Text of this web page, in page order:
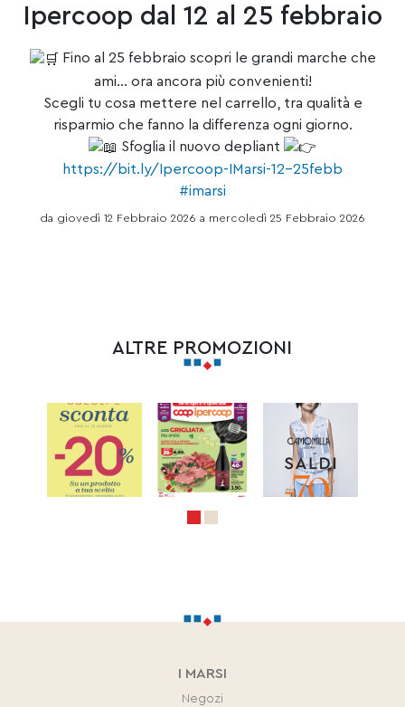
Ipercoop dal 12 al 25 febbraio
Fino al 25 febbraio scopri le grandi marche che
ami… ora ancora più convenienti!
Scegli tu cosa mettere nel carrello, tra qualità e
risparmio che fanno la differenza ogni giorno.
Sfoglia il nuovo depliant
https://bit.ly/Ipercoop-IMarsi-12-25febb
#imarsi
da giovedì 12 Febbraio 2026 a mercoledì 25 Febbraio 2026
ALTRE PROMOZIONI
I MARSI
Negozi